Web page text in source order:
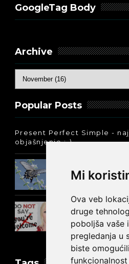
Mi
Ova veb
druge
poboljša vaše
pregledanja u
biste
GoogleTag Body
Archive
Popular Posts
Present Perfect Simple -
objašnjenje :-)
engleskom:
Kako reći
engleskom?